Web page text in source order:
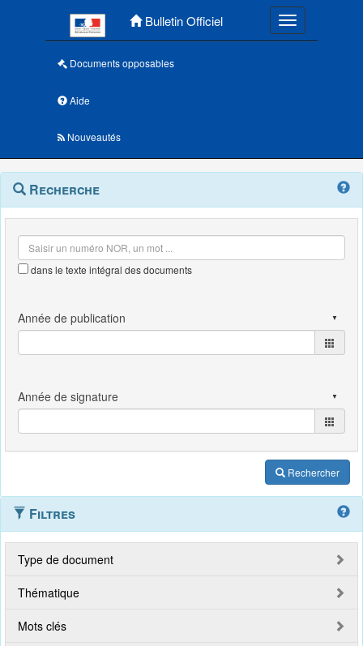
Bulletin Officiel Toggle
Documents opposables
Aide
Nouveautés
Navigation
outils
Menu
contextuel
Recherche
dans le texte intégral des documents
Rechercher
Filtres
Type de document
Thématique
Mots clés